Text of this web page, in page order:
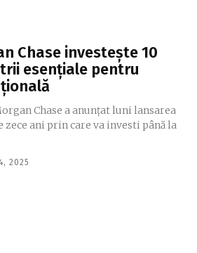
Chase investeşte 10
esenţiale pentru
Chase a anunţat luni lansarea
ani prin care va investi până la
2025